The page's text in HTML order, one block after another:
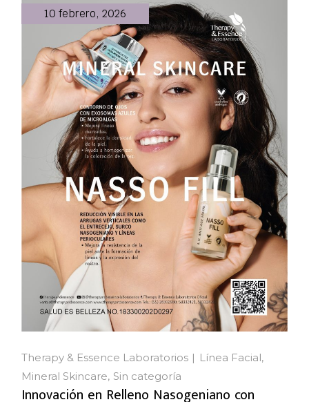
10 febrero, 2026
Therapy & Essence Laboratorios
Línea Facial
Mineral Skincare Sin categoría
Innovación en Relleno Nasogeniano con